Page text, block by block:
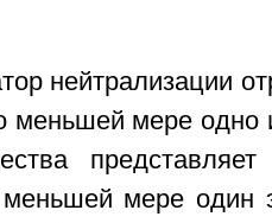
нейтрализации
меньшей мере одно
мере один